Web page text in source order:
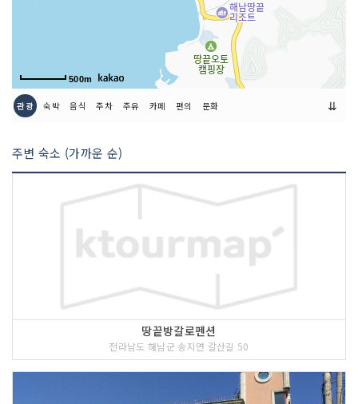
500m
관광 숙박 음식 주차 주유 카페 편의 문화 ⇊
주변 숙소 (가까운 순)
땅끝방갈로펜션
전라남도 해남군 송지면 갈산길 50